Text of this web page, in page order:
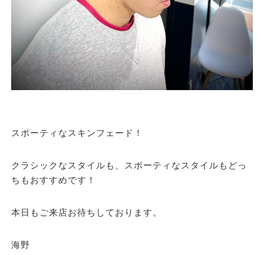
スポーティなスキンフェード！
クラシックなスタイルも、スポーティなスタイルもどっ
ちもおすすめです！
本日もご来店お待ちしております。
海野